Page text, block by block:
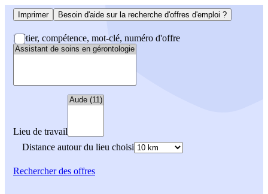
Imprimer Besoin d'aide sur la recherche d'offres d'emploi ?
Métier, compétence, mot-clé, numéro d'offre
Lieu de travail
Distance autour du lieu choisi
Rechercherdes offres